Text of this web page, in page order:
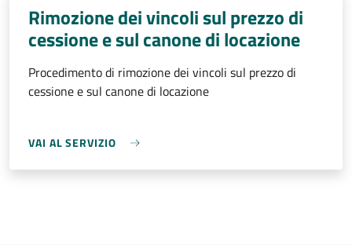
Rimozione dei vincoli sul prezzo di
cessione e sul canone di locazione
Procedimento di rimozione dei vincoli sul prezzo di
cessione e sul canone di locazione
VAI AL SERVIZIO